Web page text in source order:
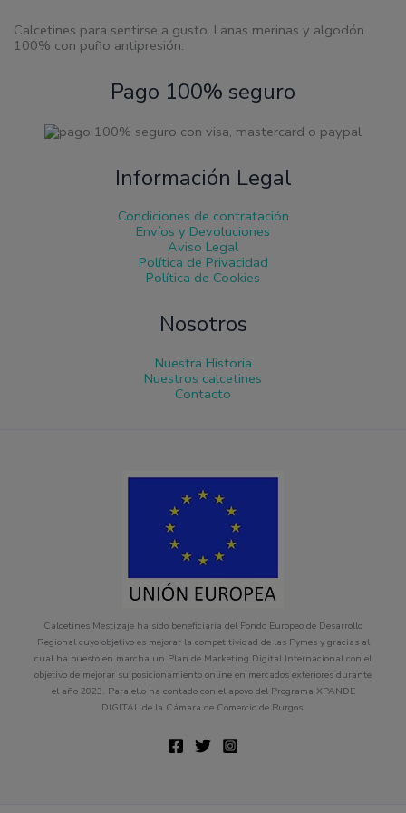
Calcetines para sentirse a gusto. Lanas merinas y algodón
100% con puño antipresión.
Pago 100% seguro
Información Legal
Condiciones de contratación
Envíos y Devoluciones
Aviso Legal
Política de Privacidad
Política de Cookies
Nosotros
Nuestra Historia
Nuestros calcetines
Contacto
Calcetines Mestizaje ha sido beneficiaria del Fondo Europeo de Desarrollo
Regional cuyo objetivo es mejorar la competitividad de las Pymes y gracias al
cual ha puesto en marcha un Plan de Marketing Digital Internacional con el
objetivo de mejorar su posicionamiento online en mercados exteriores durante
el año 2023. Para ello ha contado con el apoyo del Programa XPANDE
DIGITAL de la Cámara de Comercio de Burgos.